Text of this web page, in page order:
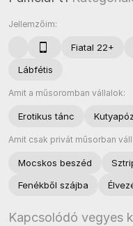
Jellemzőim:
Fiatal 22+
Lábfétis
Amit a műsoromban vállalok:
Erotikus tánc Kutyapóz
Amit csak privát műsorban
Mocskos beszéd
Fenékből szájba
Kapcsolódó vegyes